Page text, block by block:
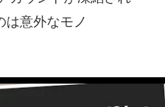
意外なモノ